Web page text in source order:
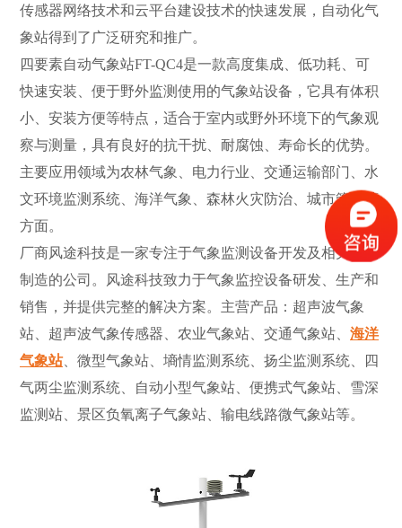
传感器网络技术和云平台建设技术的快速发展，自动化气
象站得到了广泛研究和推广。
四要素自动气象站FT-QC4是一款高度集成、低功耗、可
快速安装、便于野外监测使用的气象站设备，它具有体积
小、安装方便等特点，适合于室内或野外环境下的气象观
察与测量，具有良好的抗干扰、耐腐蚀、寿命长的优势。
主要应用领域为农林气象、电力行业、交通运输部门、水
文环境监测系统、海洋气象、森林火灾防治、城市管理等
方面。
厂商风途科技是一家专注于气象监测设备开发及相关产品
制造的公司。风途科技致力于气象监控设备研发、生产和
销售，并提供完整的解决方案。主营产品：超声波气象
站、超声波气象传感器、农业气象站、交通气象站、 海洋
气象站、微型气象站、墒情监测系统、扬尘监测系统、四
气两尘监测系统、自动小型气象站、便携式气象站、雪深
监测站、景区负氧离子气象站、输电线路微气象站等。